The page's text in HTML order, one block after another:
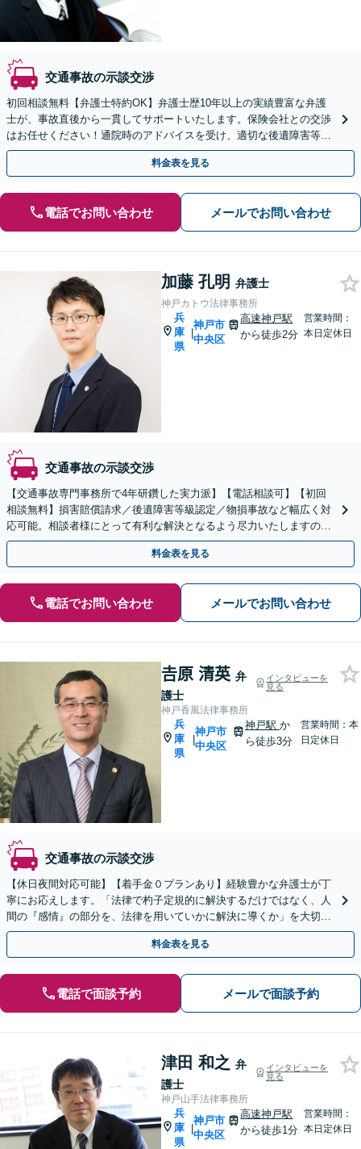
交通事故の示談交渉
初回相談無料【弁護士特約OK】弁護士歴10年以上の実績豊富な弁護
士が、事故直後から一貫してサポートいたします。保険会社との交渉
はお任せください！通院時のアドバイスを受け、適切な後遺障害等級
認定で賠償金アップ【休日・夜間面談可】
料金表を見る
電話でお問い合わせ メールでお問い合わせ
加藤 孔明 弁護士
神戸カトウ法律事務所
兵
庫
県
|
神戸市
中央区
高速神戸駅
から徒歩2分
営業時間：
本日定休日
交通事故の示談交渉
【交通事故専門事務所で4年研鑽した実力派】【電話相談可】【初回
相談無料】損害賠償請求／後遺障害等級認定／物損事故など幅広く対
応可能。相談者様にとって有利な解決となるよう尽力いたしますの
で、ぜひご相談ください【神戸駅3分】【休日・夜間面談可】
料金表を見る
電話でお問い合わせ メールでお問い合わせ
𠮷原 清英 弁
護士
インタビューを
見る
神戸香風法律事務所
兵
庫
県
|
神戸市
中央区
神戸駅 か
ら徒歩3分
営業時間：本
日定休日
交通事故の示談交渉
【休日夜間対応可能】【着手金０プランあり】経験豊かな弁護士が丁
寧にお応えします。「法律で杓子定規的に解決するだけではなく、人
間の『感情』の部分を、法律を用いていかに解決に導くか」を大切に
しています。
料金表を見る
電話で面談予約 メールで面談予約
津田 和之 弁
護士
インタビューを
見る
神戸山手法律事務所
兵
庫
県
|
神戸市
中央区
高速神戸駅
から徒歩1分
営業時間：
本日定休日